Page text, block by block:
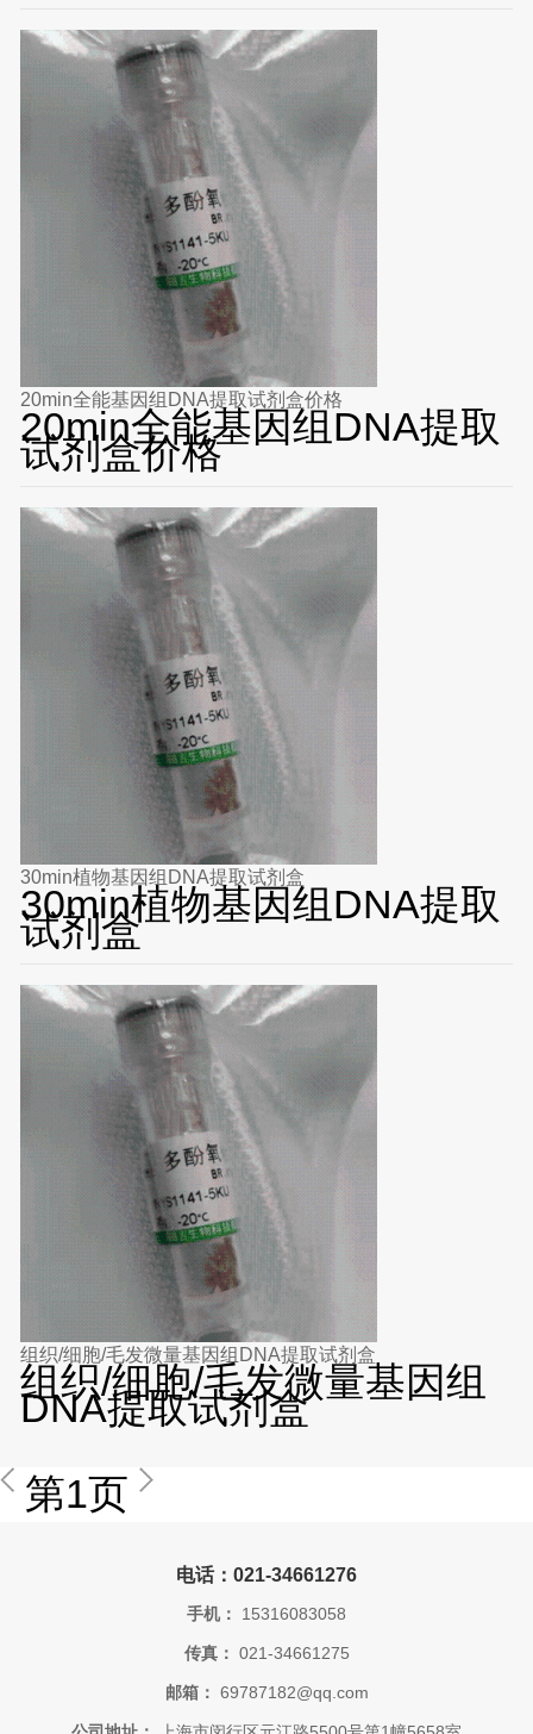
20min全能基因组DNA提取试剂盒价格
20min全能基因组DNA提取
试剂盒价格
30min植物基因组DNA提取试剂盒
30min植物基因组DNA提取
试剂盒
组织/细胞/毛发微量基因组DNA提取试剂盒
组织/细胞/毛发微量基因组
DNA提取试剂盒
第1页
电话：021-34661276
手机： 15316083058
传真： 021-34661275
邮箱： 69787182@qq.com